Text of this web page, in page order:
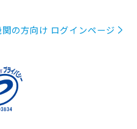
の方向け ログインページ